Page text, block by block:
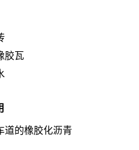
胶瓦
道的橡胶化沥青